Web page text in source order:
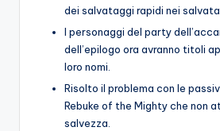
dei salvataggi rapidi nei
I personaggi del party
dell’epilogo ora avranno titoli
loro nomi.
Risolto il problema con le
Rebuke of the Mighty che non
salvezza.